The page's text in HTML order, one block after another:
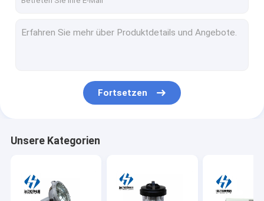
Fortsetzen
Unsere Kategorien